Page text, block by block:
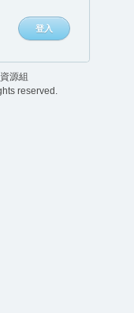
源組
reserved.